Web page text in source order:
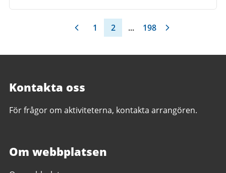
1 2 ... 198
Kontakta oss
För frågor om aktiviteterna, kontakta arrangören.
Om webbplatsen